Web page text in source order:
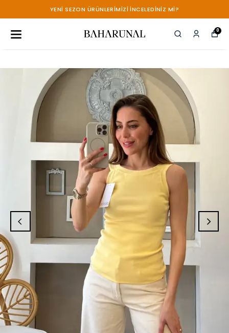
YENİ SEZON ÜRÜNLERİMİZİ İNCELEDİNİZ Mİ?
0